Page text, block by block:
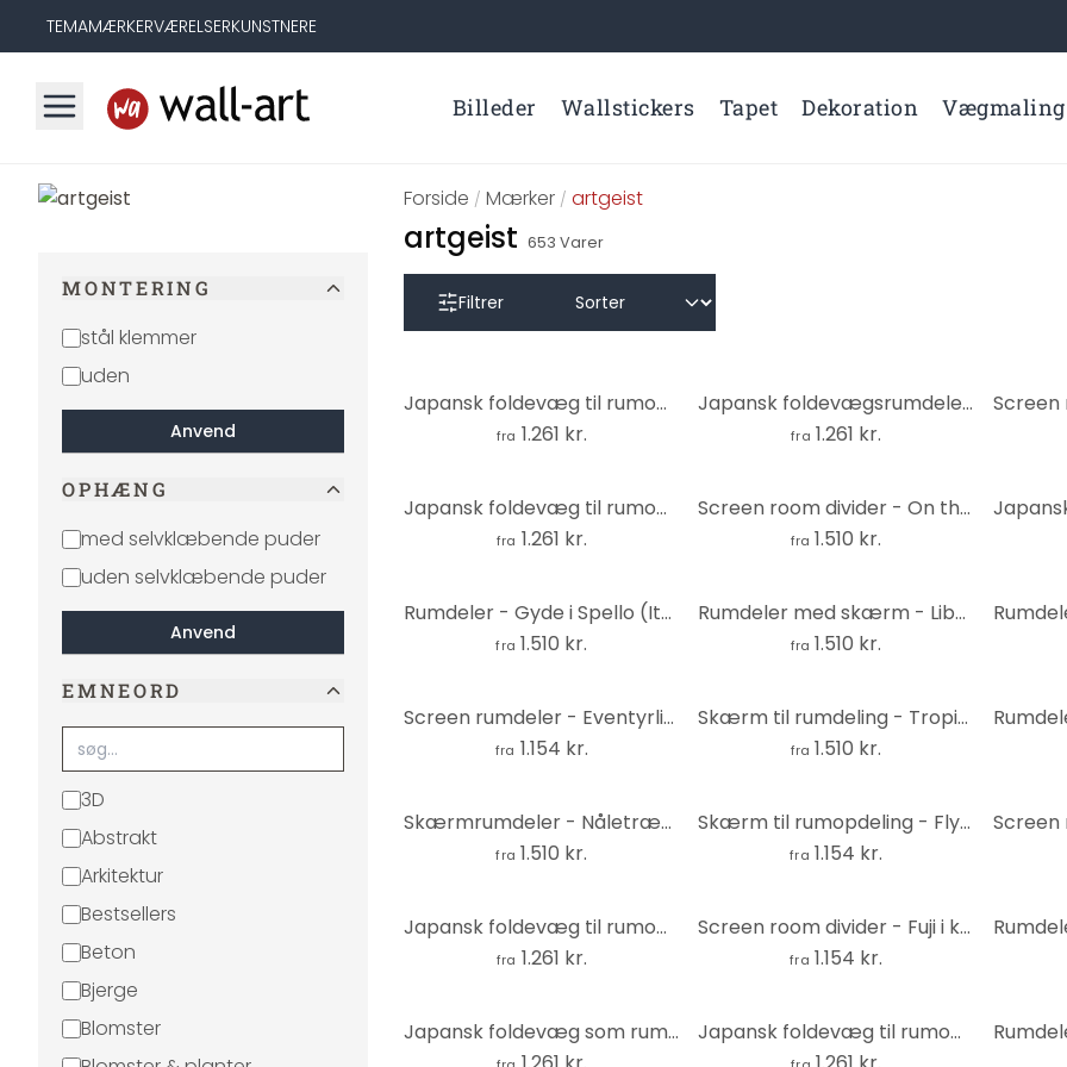
TEMAMÆRKERVÆRELSERKUNSTNERE
Billeder Wallstickers Tapet Dekoration Vægmaling
MONTERING
stål klemmer
uden
Anvend
OPHÆNG
med selvklæbende puder
uden selvklæbende puder
Anvend
EMNEORD
3D
Abstrakt
Arkitektur
Bestsellers
Beton
Bjerge
Blomster
Forside / Mærker /artgeist
artgeist 653 Varer
Filtrer
Japansk foldevæg til rumopdeling - Japansk stil: Fuji-bjerget, 3-delt
fra 1.261 kr.
Japansk foldevægsrumdeler - Gyldne blomster, 3-delt
fra 1.261 kr.
Japansk foldevæg til rumopdeling - Japansk stil: Drage, 3-delt
fra 1.261 kr.
Screen room divider - On the beach - sepia, 5-delt - 225x172 cm
fra 1.510 kr.
Rumdeler - Gyde i Spello (Italien) , 5-delt - 225x172 cm
fra 1.510 kr.
Rumdeler med skærm - Liberation, 5-delt - 225x172 cm
fra 1.510 kr.
Screen rumdeler - Eventyrlig skov, 3-delt
fra 1.154 kr.
Skærm til rumdeling - Tropical island , 5-delt - 225x172 cm
fra 1.510 kr.
Skærmrumdeler - Nåletræsskov , 5-delt - 225x172 cm
fra 1.510 kr.
Skærm til rumopdeling - Flygtige øjeblikke, 3-delt
fra 1.154 kr.
Japansk foldevæg til rumopdeling - Bjergskov, 3-delt
fra 1.261 kr.
Screen room divider - Fuji i kirsebærtræets blomstrende ramme, 3-delt
fra 1.154 kr.
Japansk foldevæg som rumdeler - Stor bølge i Kanagawa, 3-delt Japansk foldevæg til rumopdeling - Stoisk ro, 3-delt